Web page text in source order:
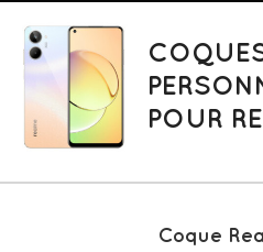
POUR
Coque